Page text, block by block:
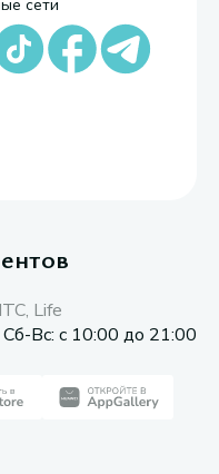
сети
Life
Вс: с 10:00 до 21:00